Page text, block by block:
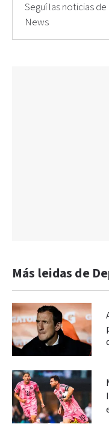
Seguí las noticias
News
Más leidas de